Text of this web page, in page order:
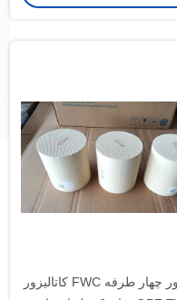
کاتالیزور چهار طرفه FWC کاتالیزور